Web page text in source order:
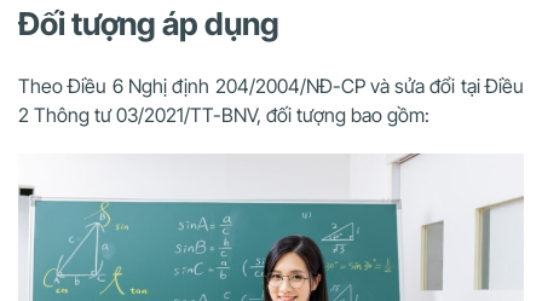
Đối tượng áp dụng
Theo Điều 6 Nghị định 204/2004/NĐ-CP và sửa đổi tại Điều
2 Thông tư 03/2021/TT-BNV, đối tượng bao gồm: